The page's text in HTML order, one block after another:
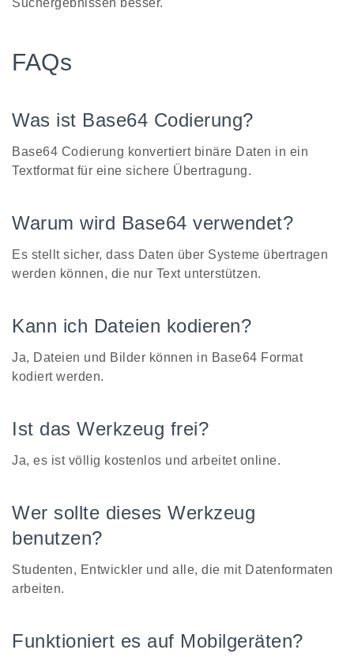
Suchergebnissen besser.
FAQs
Was ist Base64 Codierung?
Base64 Codierung konvertiert binäre Daten in ein
Textformat für eine sichere Übertragung.
Warum wird Base64 verwendet?
Es stellt sicher, dass Daten über Systeme übertragen
werden können, die nur Text unterstützen.
Kann ich Dateien kodieren?
Ja, Dateien und Bilder können in Base64 Format
kodiert werden.
Ist das Werkzeug frei?
Ja, es ist völlig kostenlos und arbeitet online.
Wer sollte dieses Werkzeug
benutzen?
Studenten, Entwickler und alle, die mit Datenformaten
arbeiten.
Funktioniert es auf Mobilgeräten?